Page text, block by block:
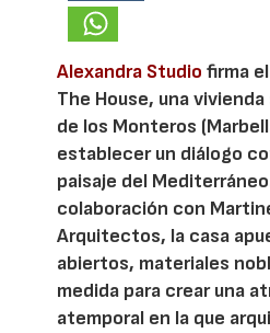
Alexandra Studio firma
The House, una
de los Monteros
establecer un diálogo
paisaje del
colaboración con
Arquitectos, la casa
abiertos, materiales
medida para crear una
atemporal en la que